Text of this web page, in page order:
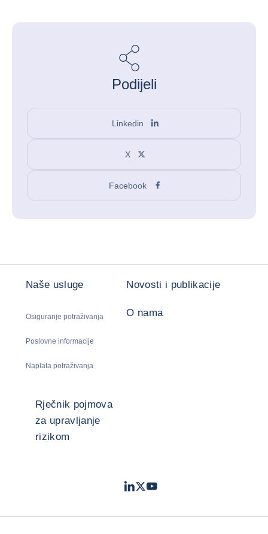
Podijeli
Linkedin
X
Facebook
Naše usluge
Osiguranje potraživanja
Poslovne informacije
Naplata potraživanja
Novosti i publikacije
O nama
Rječnik pojmova
za upravljanje
rizikom
LinkedIn
TwitterYoutube